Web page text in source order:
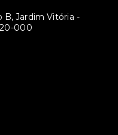
B, Jardim Vitória -
000